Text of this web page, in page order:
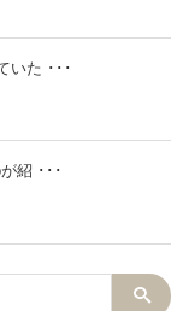
いた ･･･
紹 ･･･